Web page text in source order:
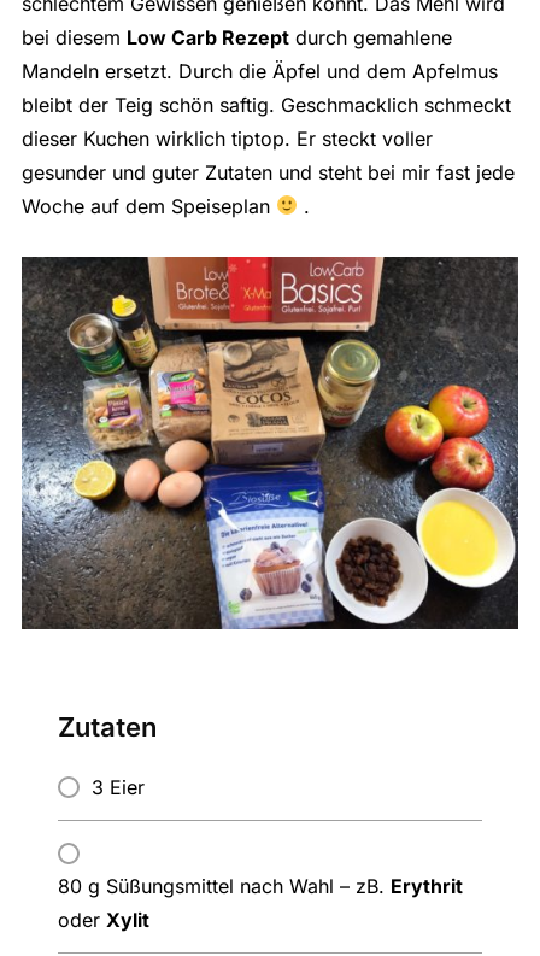
bei diesem Low Carb Rezeptdurch gemahlene
Mandeln ersetzt. Durch die Äpfel und dem Apfelmus
bleibt der Teig schön saftig. Geschmacklich schmeckt
dieser Kuchen wirklich tiptop. Er steckt voller
gesunder und guter Zutaten und steht bei mir fast jede
Woche auf dem Speiseplan
.
Zutaten
3 Eier
80 g Süßungsmittel nach Wahl – zB. Erythrit
oder Xylit